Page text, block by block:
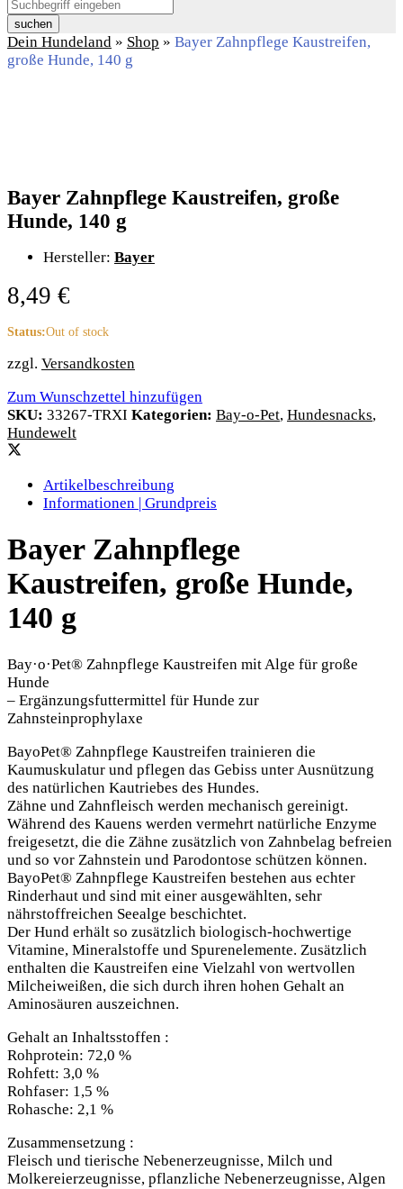
suchen
Dein Hundeland » Shop » Bayer Zahnpflege Kaustreifen,
große Hunde, 140 g
Bayer Zahnpflege Kaustreifen, große
Hunde, 140 g
Hersteller: Bayer
8,49 €
Status:Out of stock
zzgl. Versandkosten
Zum Wunschzettel hinzufügen
SKU: 33267-TRXI Kategorien: Bay-o-Pet, Hundesnacks,
Hundewelt
Artikelbeschreibung
Informationen | Grundpreis
Bayer Zahnpflege
Kaustreifen, große Hunde,
140 g
Bay·o·Pet® Zahnpflege Kaustreifen mit Alge für große
Hunde
– Ergänzungsfuttermittel für Hunde zur
Zahnsteinprophylaxe
BayoPet® Zahnpflege Kaustreifen trainieren die
Kaumuskulatur und pflegen das Gebiss unter Ausnützung
des natürlichen Kautriebes des Hundes.
Zähne und Zahnfleisch werden mechanisch gereinigt.
Während des Kauens werden vermehrt natürliche Enzyme
freigesetzt, die die Zähne zusätzlich von Zahnbelag befreien
und so vor Zahnstein und Parodontose schützen können.
BayoPet® Zahnpflege Kaustreifen bestehen aus echter
Rinderhaut und sind mit einer ausgewählten, sehr
nährstoffreichen Seealge beschichtet.
Der Hund erhält so zusätzlich biologisch-hochwertige
Vitamine, Mineralstoffe und Spurenelemente. Zusätzlich
enthalten die Kaustreifen eine Vielzahl von wertvollen
Milcheiweißen, die sich durch ihren hohen Gehalt an
Aminosäuren auszeichnen.
Gehalt an Inhaltsstoffen :
Rohprotein: 72,0 %
Rohfett: 3,0 %
Rohfaser: 1,5 %
Rohasche: 2,1 %
Zusammensetzung :
Fleisch und tierische Nebenerzeugnisse, Milch und
Molkereierzeugnisse, pflanzliche Nebenerzeugnisse, Algen